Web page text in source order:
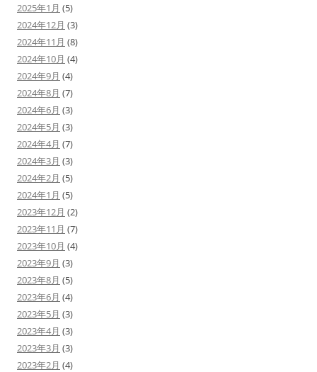
2025年1月 (5)
2024年12月 (3)
2024年11月 (8)
2024年10月 (4)
2024年9月 (4)
2024年8月 (7)
2024年6月 (3)
2024年5月 (3)
2024年4月 (7)
2024年3月 (3)
2024年2月 (5)
2024年1月 (5)
2023年12月 (2)
2023年11月 (7)
2023年10月 (4)
2023年9月 (3)
2023年8月 (5)
2023年6月 (4)
2023年5月 (3)
2023年4月 (3)
2023年3月 (3)
2023年2月 (4)